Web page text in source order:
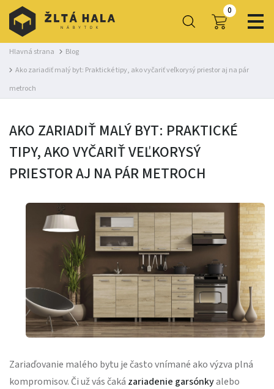
0
Hlavná strana
Blog
Ako zariadiť malý byt: Praktické tipy, ako vyčariť veľkorysý priestor aj na pár
metroch
AKO ZARIADIŤ MALÝ BYT: PRAKTICKÉ
TIPY, AKO VYČARIŤ VEĽKORYSÝ
PRIESTOR AJ NA PÁR METROCH
Zariaďovanie malého bytu je často vnímané ako výzva plná
kompromisov. Či už vás čaká zariadenie garsónkyalebo